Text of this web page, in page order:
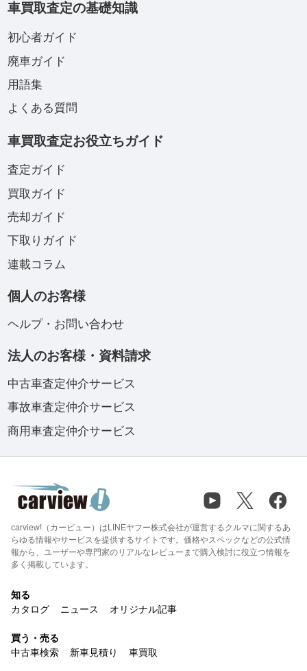
車買取査定の基礎知識
初心者ガイド
廃車ガイド
用語集
よくある質問
車買取査定お役立ちガイド
査定ガイド
買取ガイド
売却ガイド
下取りガイド
連載コラム
個人のお客様
ヘルプ・お問い合わせ
法人のお客様・資料請求
中古車査定仲介サービス
事故車査定仲介サービス
商用車査定仲介サービス
carview!（カービュー）はLINEヤフー株式会社が運営するクルマに関するあ
らゆる情報やサービスを提供するサイトです。価格やスペックなどの公式情
報から、ユーザーや専門家のリアルなレビューまで購入検討に役立つ情報を
多く掲載しています。
知る
カタログ
ニュース オリジナル記事
買う・売る
中古車検索
新車見積り 車買取